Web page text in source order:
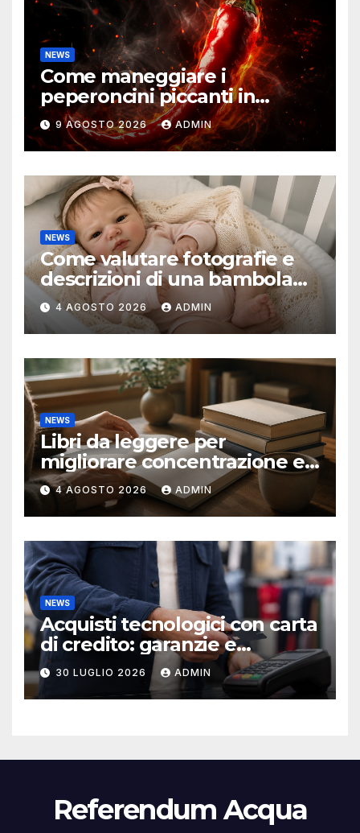
NEWS
Come maneggiare i
peperoncini piccanti in
sicurezza
9 AGOSTO 2026 ADMIN
NEWS
Come valutare fotografie e
descrizioni di una bambola
reborn
4 AGOSTO 2026 ADMIN
NEWS
Libri da leggere per
migliorare concentrazione e
produttività
4 AGOSTO 2026 ADMIN
NEWS
Acquisti tecnologici con carta
di credito: garanzie e
protezioni
30 LUGLIO 2026 ADMIN
Referendum Acqua